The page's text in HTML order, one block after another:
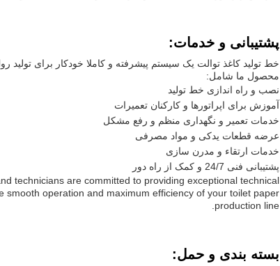
پشتیبانی و خدمات:
خط تولید کاغذ توالت یک سیستم پیشرفته و کاملا خودکار برای
محصول ما شامل:
نصب و راه اندازی خط تولید
آموزش برای اپراتورها و کارکنان تعمیرات
خدمات تعمیر و نگهداری منظم و رفع مشکل
عرضه قطعات یدکی و مواد مصرفی
خدمات ارتقاء و مدرن سازی
پشتیبانی فنی 24/7 و کمک از راه دور
technicians are committed to providing exceptional technical
smooth operation and maximum efficiency of your toilet paper
production line.
بسته بندی و حمل: